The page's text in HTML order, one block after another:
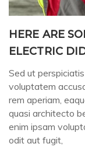
HERE ARE
ELECTRIC
Sed ut
voluptatem
rem aperiam,
quasi architecto
enim ipsam
odit aut fugit,